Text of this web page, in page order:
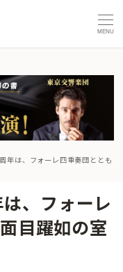
MENU
年は、フォーレ四重奏団ととも
、フォーレ
目躍如の室